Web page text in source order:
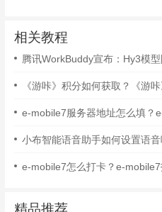
相关教程
腾讯WorkBuddy宣布：Hy3模
《游咔》积分如何获取？《游
e-mobile7服务器地址怎么填？
e-mobile7怎么打卡？e-
精品推荐